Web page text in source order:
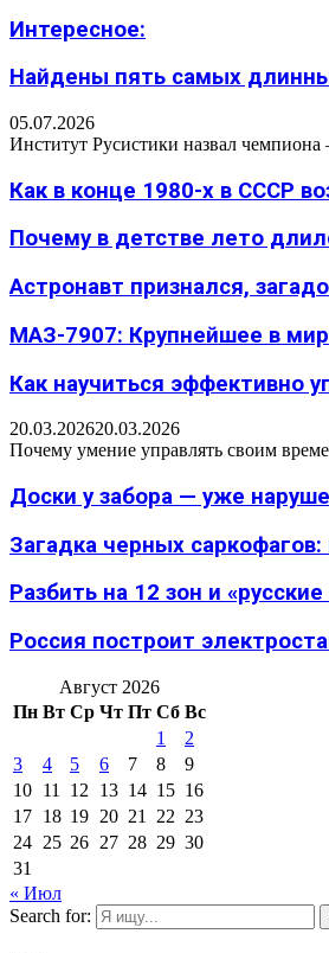
Интересное:
Найдены пять самых
05.07.2026
Институт Русистики назвал
Как в конце 1980-х в СССР
Почему в детстве лето
Астронавт признался,
МАЗ-7907: Крупнейшее в
Как научиться эффективно
20.03.202620.03.2026
Почему умение управлять своим
Доски у забора — уже
Загадка черных
Разбить на 12 зон и
Россия построит
Август 2026
Пн Вт Ср Чт Пт Сб Вс
1
2
3
4 5 6 7 8
9
10 11 12 13 14 15 16
17 18 19 20 21 22 23
24 25 26 27 28 29 30
31
« Июл
Search for: